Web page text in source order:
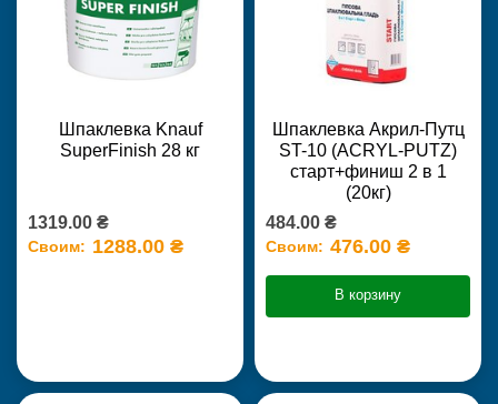
Шпаклевка Knauf
SuperFinish 28 кг
1319.00 ₴
Своим: 1288.00 ₴
Шпаклевка Акрил-Путц
ST-10 (ACRYL-PUTZ)
старт+финиш 2 в 1
(20кг)
484.00 ₴
Своим: 476.00 ₴
В корзину